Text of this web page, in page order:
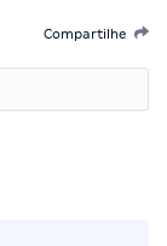
Compartilhe